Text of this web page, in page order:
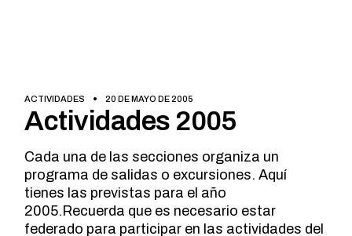
ACTIVIDADES 20 DE MAYO DE 2005
Actividades 2005
Cada una de las secciones organiza un
programa de salidas o excursiones. Aquí
tienes las previstas para el año
2005.Recuerda que es necesario estar
federado para participar en las actividades del